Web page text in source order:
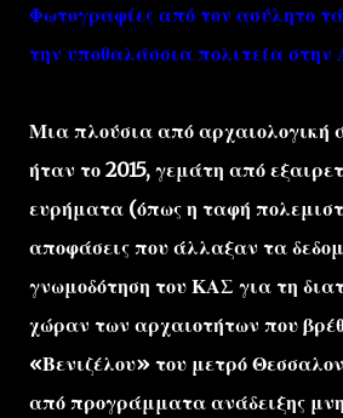
Φωτογραφίες από τον ασύλητο
την υποθαλάσσια πολιτεία στην
Μια πλούσια από αρχαιολογική
ήταν το 2015, γεμάτη από
ευρήματα (όπως η ταφή
αποφάσεις που άλλαξαν τα
γνωμοδότηση του ΚΑΣ για τη
χώραν των αρχαιοτήτων που
«Βενιζέλου» του μετρό
από προγράμματα ανάδειξης